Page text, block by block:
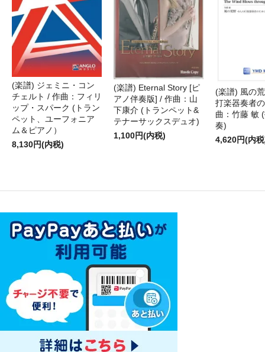
(楽譜) ジェミニ・コン
チェルト / 作曲：フィリ
ップ・スパーク (トラン
ペット、ユーフォニア
ム＆ピアノ）
8,130円(内税)
(楽譜) Eternal Story [ピ
アノ伴奏版] / 作曲：山
下康介 (トランペット&
テナーサックスデュオ)
1,100円(内税)
(楽譜) 風の
打楽器奏者
曲：竹藤 敏
奏)
4,620円(内